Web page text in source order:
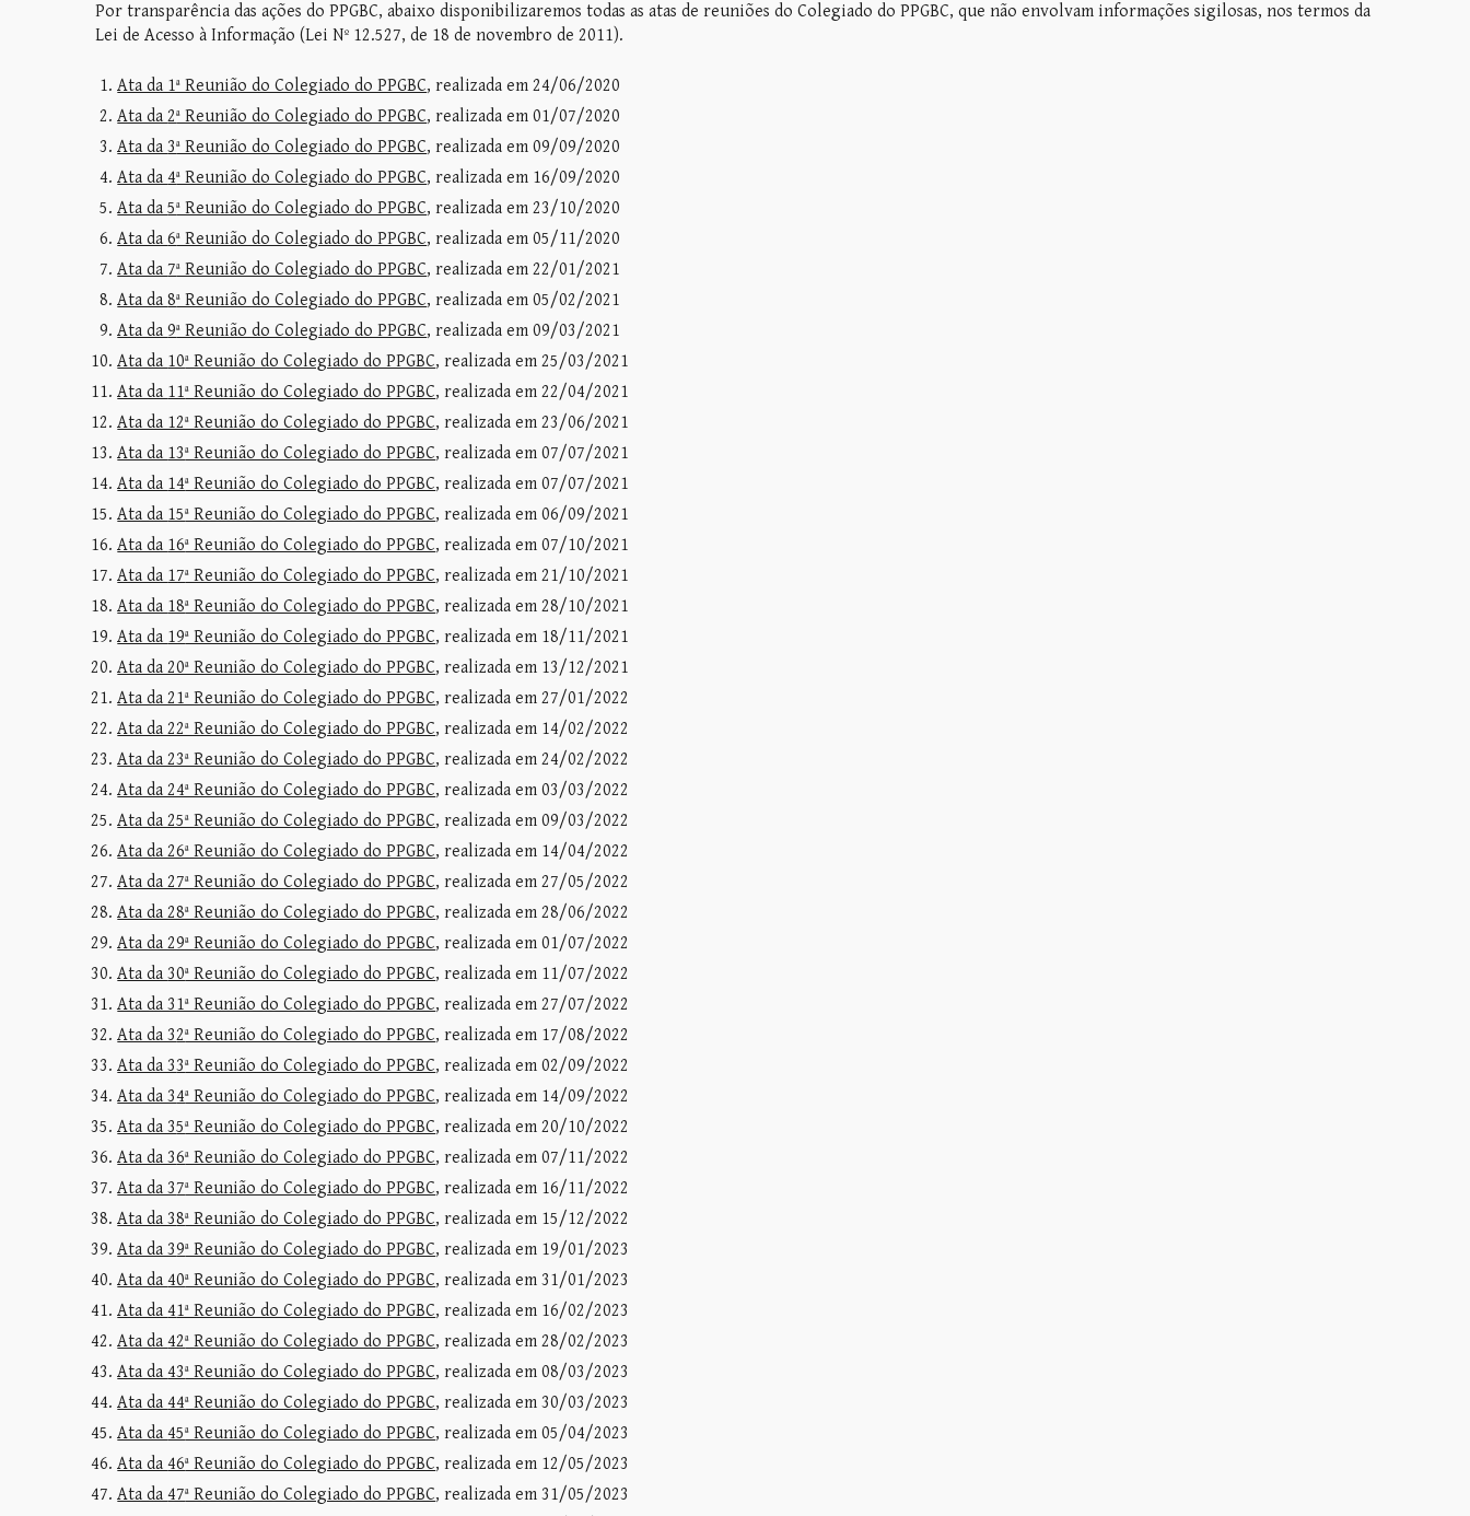
Por transparência das ações do PPGBC, abaixo disponibilizaremos todas as atas de reuniões do Colegiado do PPGBC, que não envolvam informações sigilosas, nos termos da
Lei de Acesso à Informação (Lei Nº 12.527, de 18 de novembro de 2011).
Ata da 1ª Reunião do Colegiado do PPGBC, realizada em 24/06/2020
Ata da2ª Reunião do Colegiado do PPGBC, realizada em01/07/2020
Ata da3ª Reunião do Colegiado do PPGBC, realizada em 09/09/2020
Ata da4ª Reunião do Colegiado do PPGBC, realizada em 16/09/2020
Ata da5ª Reunião do Colegiado do PPGBC, realizada em 23/10/2020
Ata da6ª Reunião do Colegiado do PPGBC, realizada em 05/11/2020
Ata da7ª Reunião do Colegiado do PPGBC, realizada em 22/01/2021
Ata da8ª Reunião do Colegiado do PPGBC, realizada em 05/02/2021
Ata da9ª Reunião do Colegiado do PPGBC, realizada em 09/03/2021
Ata da 10ª Reunião do Colegiado do PPGBC, realizada em 25/03/2021
Ata da 11ª Reunião do Colegiado do PPGBC, realizada em 22/04/2021
Ata da 12ª Reunião do Colegiado do PPGBC, realizada em 23/06/2021
Ata da 13ª Reunião do Colegiado do PPGBC, realizada em 07/07/2021
Ata da 14ª Reunião do Colegiado do PPGBC, realizada em 07/07/2021
Ata da 15ª Reunião do Colegiado do PPGBC, realizada em 06/09/2021
Ata da 16ª Reunião do Colegiado do PPGBC, realizada em 07/10/2021
Ata da 17ª Reunião do Colegiado do PPGBC, realizada em 21/10/2021
Ata da 18ª Reunião do Colegiado do PPGBC, realizada em 28/10/2021
Ata da 19ª Reunião do Colegiado do PPGBC, realizada em 18/11/2021
Ata da 20ª Reunião do Colegiado do PPGBC, realizada em 13/12/2021
Ata da 21ª Reunião do Colegiado do PPGBC, realizada em 27/01/2022
Ata da 22ª Reunião do Colegiado do PPGBC, realizada em 14/02/2022
Ata da 23ª Reunião do Colegiado do PPGBC, realizada em 24/02/2022
Ata da 24ª Reunião do Colegiado do PPGBC, realizada em 03/03/2022
Ata da 25ª Reunião do Colegiado do PPGBC, realizada em 09/03/2022
Ata da 26ª Reunião do Colegiado do PPGBC, realizada em 14/04/2022
Ata da 27ª Reunião do Colegiado do PPGBC, realizada em 27/05/2022
Ata da 28ª Reunião do Colegiado do PPGBC, realizada em 28/06/2022
Ata da 29ª Reunião do Colegiado do PPGBC, realizada em 01/07/2022
Ata da30ª Reunião do Colegiado do PPGBC, realizada em 11/07/2022
Ata da 31ª Reunião do Colegiado do PPGBC, realizada em 27/07/2022
Ata da 32ª Reunião do Colegiado do PPGBC, realizada em 17/08/2022
Ata da 33ª Reunião do Colegiado do PPGBC, realizada em 02/09/2022
Ata da 34ª Reunião do Colegiado do PPGBC, realizada em 14/09/2022
Ata da 35ª Reunião do Colegiado do PPGBC, realizada em 20/10/2022
Ata da 36ª Reunião do Colegiado do PPGBC, realizada em 07/11/2022
Ata da 37ª Reunião do Colegiado do PPGBC, realizada em 16/11/2022
Ata da 38ª Reunião do Colegiado do PPGBC, realizada em 15/12/2022
Ata da 39ª Reunião do Colegiado do PPGBC, realizada em 19/01/2023
Ata da40ª Reunião do Colegiado do PPGBC, realizada em 31/01/2023
Ata da41ª Reunião do Colegiado do PPGBC, realizada em 16/02/2023
Ata da42ª Reunião do Colegiado do PPGBC, realizada em 28/02/2023
Ata da43ª Reunião do Colegiado do PPGBC, realizada em 08/03/2023
Ata da44ª Reunião do Colegiado do PPGBC, realizada em 30/03/2023
Ata da45ª Reunião do Colegiado do PPGBC, realizada em 05/04/2023
Ata da46ª Reunião do Colegiado do PPGBC, realizada em 12/05/2023
Ata da47ª Reunião do Colegiado do PPGBC, realizada em 31/05/2023